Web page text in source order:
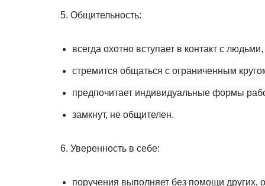
5. Общительность:
всегда охотно вступает в контакт с людьми,
стремится общаться с ограниченным
предпочитает индивидуальные формы
замкнут, не общителен.
6. Уверенность в себе:
поручения выполняет без помощи других,